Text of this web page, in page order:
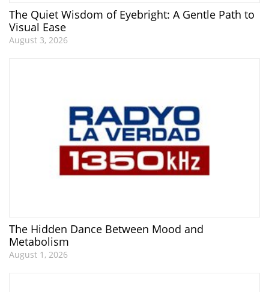
The Quiet Wisdom of Eyebright: A Gentle Path to
Visual Ease
August 3, 2026
The Hidden Dance Between Mood and
Metabolism
August 1, 2026